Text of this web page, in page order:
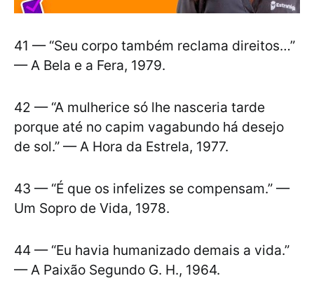
41 — “Seu corpo também reclama direitos…”
— A Bela e a Fera, 1979.
42 — “A mulherice só lhe nasceria tarde
porque até no capim vagabundo há desejo
de sol.” — A Hora da Estrela, 1977.
43 — “É que os infelizes se compensam.” —
Um Sopro de Vida, 1978.
44 — “Eu havia humanizado demais a vida.”
— A Paixão Segundo G. H., 1964.